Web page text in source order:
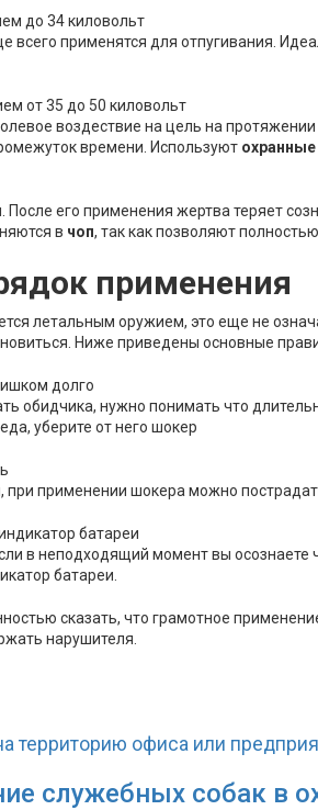
до 34 киловольт
всего применятся для отпугивания.
от 35 до 50 киловольт
воздествие на цель на
времени. Используют
его применения жертва теряет
в чоп, так как позволяют
применения
летальным оружием, это еще не
Ниже приведены основные
долго
обидчика, нужно понимать что
уберите от него шокер
применении шокера можно
батареи
в неподходящий момент вы
батареи.
сказать, что грамотное
нарушителя.
территорию офиса или
служебных собак в